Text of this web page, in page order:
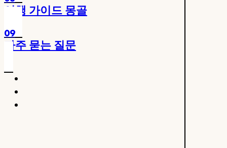
여행 가이드 몽골
09
자주 묻는 질문